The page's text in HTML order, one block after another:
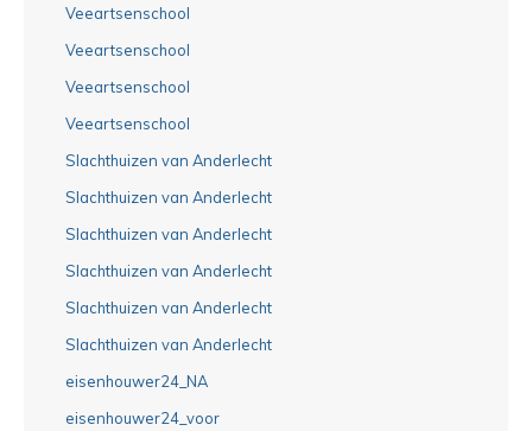
Veeartsenschool
Veeartsenschool
Veeartsenschool
Veeartsenschool
Slachthuizen van Anderlecht
Slachthuizen van Anderlecht
Slachthuizen van Anderlecht
Slachthuizen van Anderlecht
Slachthuizen van Anderlecht
Slachthuizen van Anderlecht
eisenhouwer24_NA
eisenhouwer24_voor